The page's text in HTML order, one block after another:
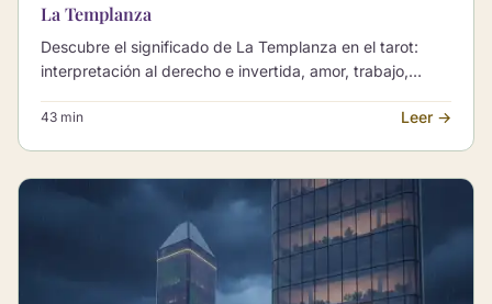
La Templanza
Descubre el significado de La Templanza en el tarot:
interpretación al derecho e invertida, amor, trabajo,
43 min Leer →